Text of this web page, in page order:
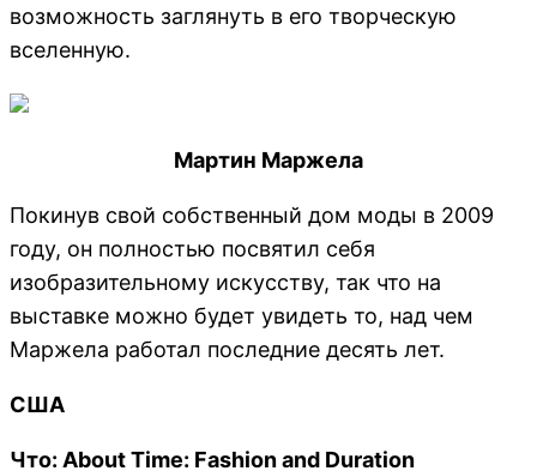
возможность заглянуть в его творческую
вселенную.
Мартин Маржела
Покинув свой собственный дом моды в 2009
году, он полностью посвятил себя
изобразительному искусству, так что на
выставке можно будет увидеть то, над чем
Маржела работал последние десять лет.
США
Что: About Time: Fashion and Duration